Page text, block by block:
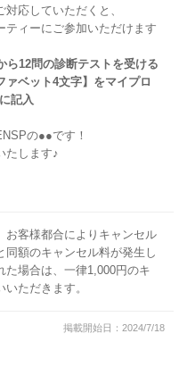
応していただくと、
ィーにご参加いただけます
ら12問の診断テストを受ける
ベット4文字】をマイプロ
記入
の●●です！
します♪
お客様都合によりキャンセル
同額のキャンセル料が発生し
た場合は、一律1,000円のキ
ただきます。
掲載開始日：2024/7/18